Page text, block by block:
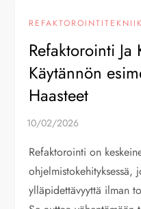
Refaktorointi
Käytännön
Haasteet
Refaktorointi on
ylläpidettävyyttä ilman